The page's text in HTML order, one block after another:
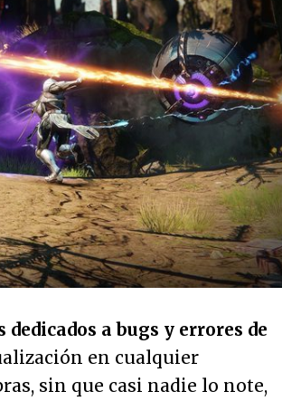
dedicados a bugs y errores de
en cualquier
sin que casi nadie lo note,